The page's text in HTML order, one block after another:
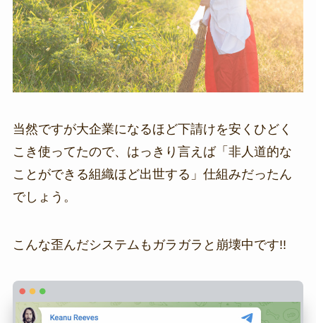
当然ですが大企業になるほど下請けを安くひどく
こき使ってたので、はっきり言えば「非人道的な
ことができる組織ほど出世する」仕組みだったん
でしょう。
こんな歪んだシステムもガラガラと崩壊中です!!